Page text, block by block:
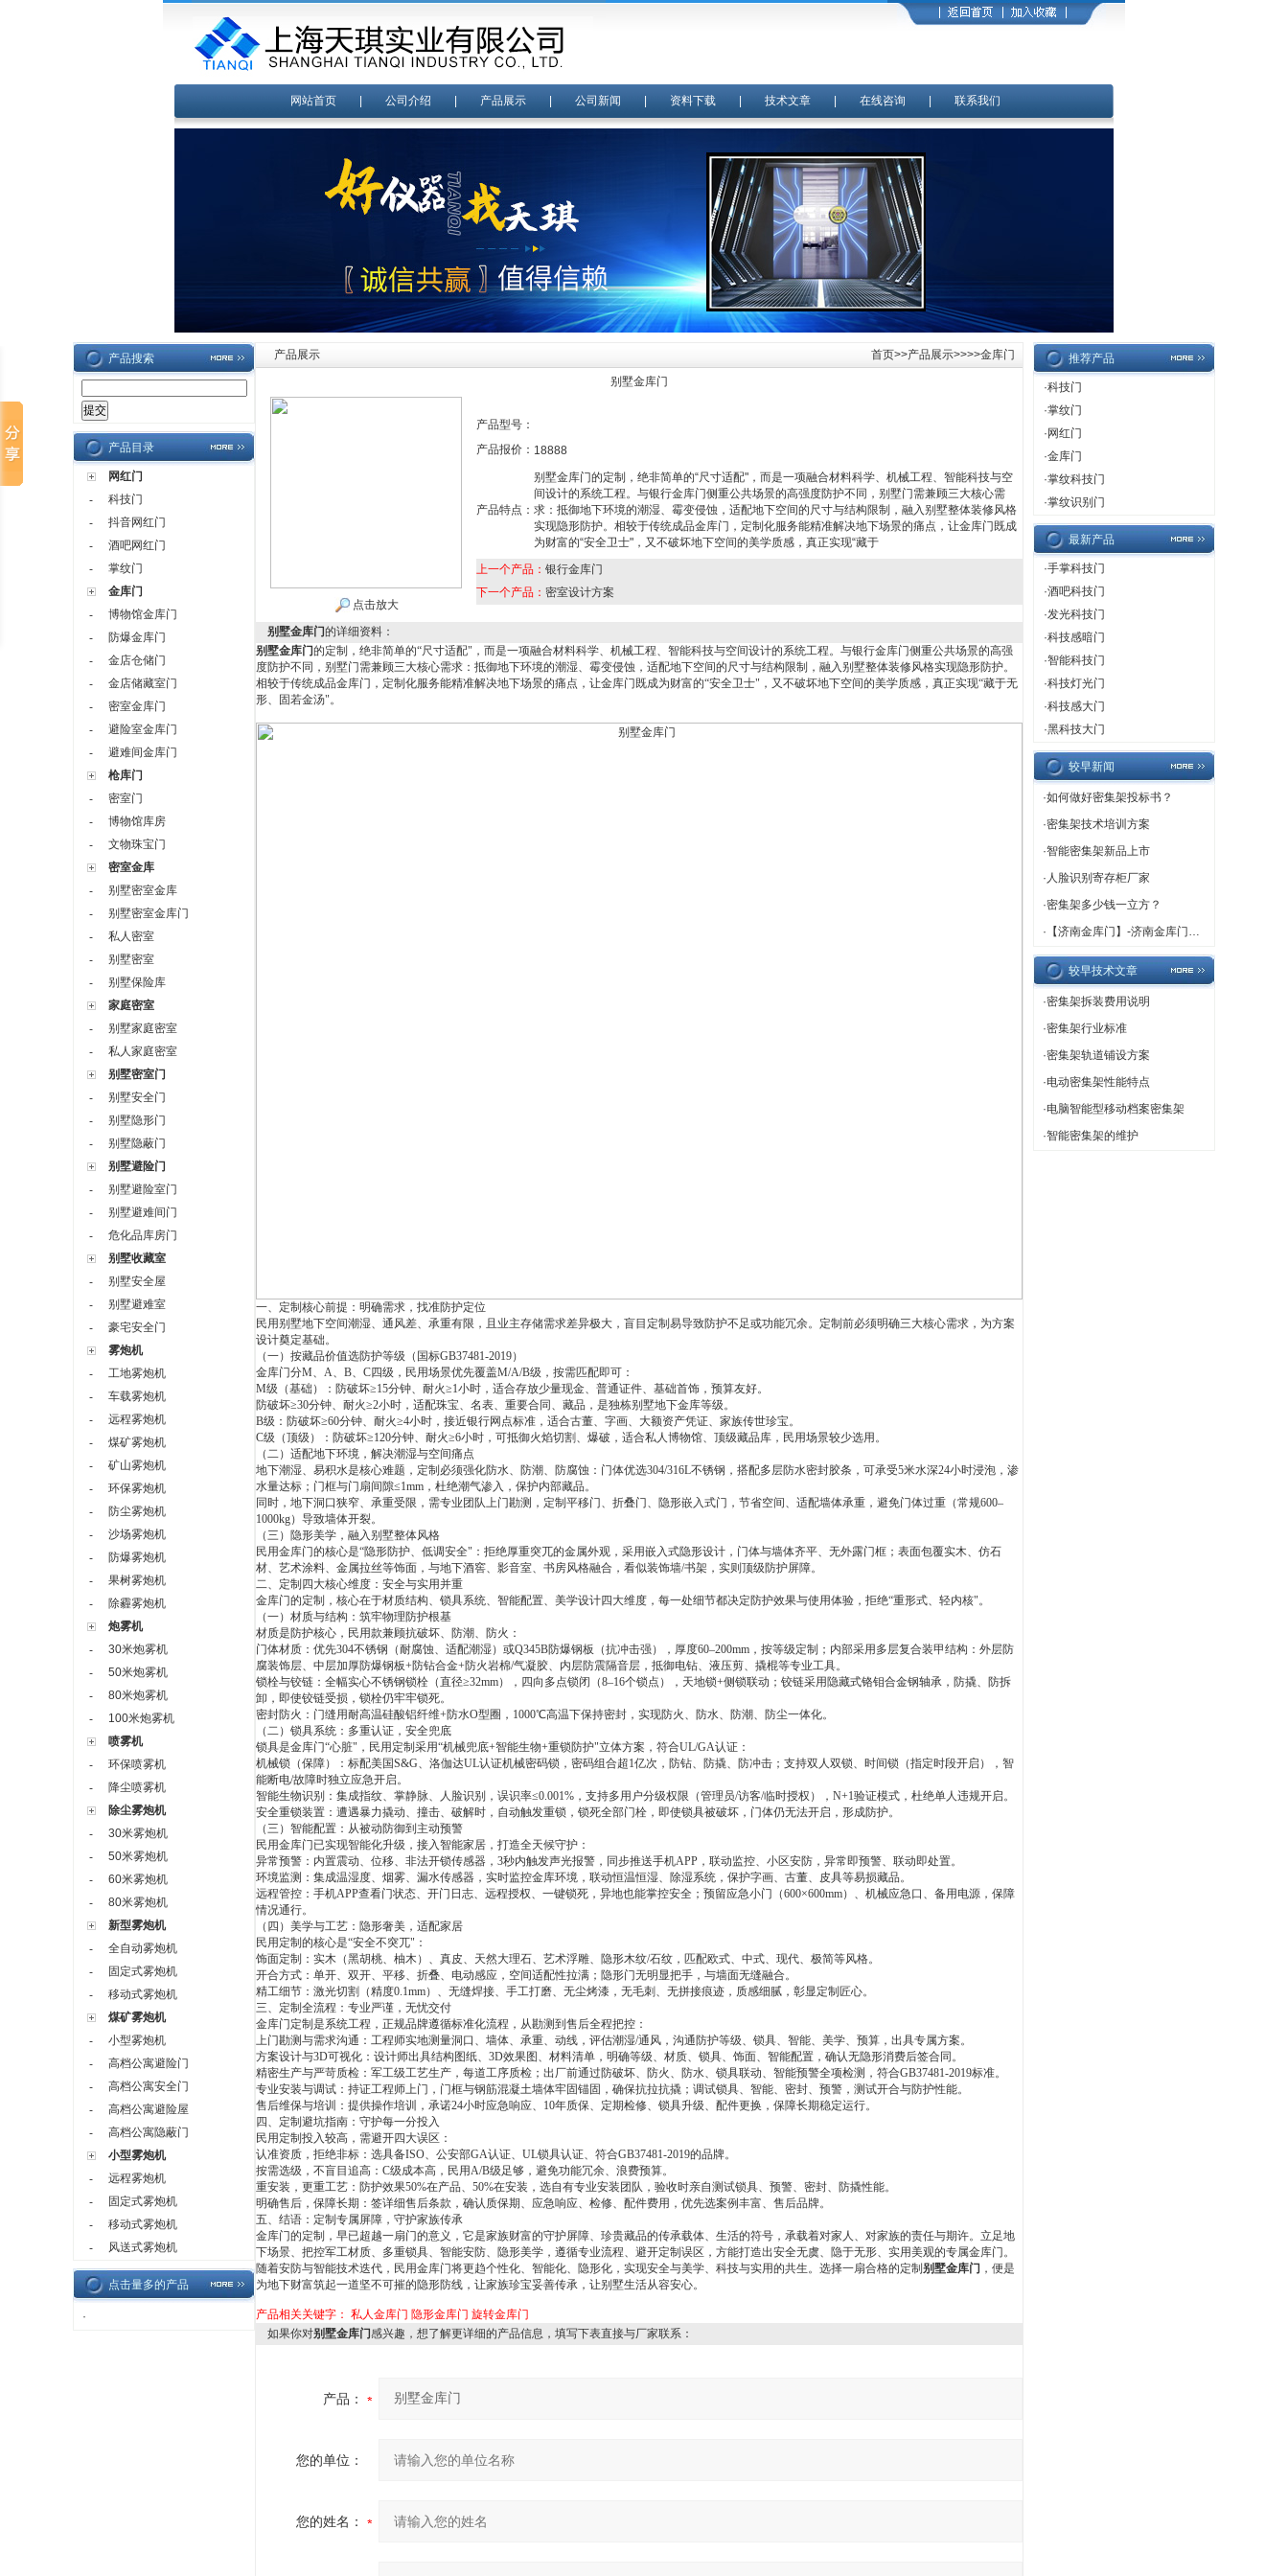
网站首页| 公司介绍 产品展示| 公司新闻 资料下载| 技术文章| 在线咨询 联系我们
产品搜索
产品目录
网红门
-
科技门
-
抖音网红门
-
酒吧网红门
-
掌纹门
金库门
-
博物馆金库门
-
防爆金库门
-
金店仓储门
-
金店储藏室门
-
密室金库门
-
避险室金库门
-
避难间金库门
枪库门
-
密室门
-
博物馆库房
-
文物珠宝门
密室金库
-
别墅密室金库
-
别墅密室金库门
-
私人密室
-
别墅密室
-
别墅保险库
家庭密室
-
别墅家庭密室
-
私人家庭密室
别墅密室门
-
别墅安全门
-
别墅隐形门
-
别墅隐蔽门
别墅避险门
-
别墅避险室门
-
别墅避难间门
-
危化品库房门
别墅收藏室
-
别墅安全屋
-
别墅避难室
-
豪宅安全门
雾炮机
-
工地雾炮机
-
车载雾炮机
-
远程雾炮机
-
煤矿雾炮机
-
矿山雾炮机
-
环保雾炮机
-
防尘雾炮机
-
沙场雾炮机
-
防爆雾炮机
-
果树雾炮机
-
除霾雾炮机
炮雾机
-
30米炮雾机
-
50米炮雾机
-
80米炮雾机
-
100米炮雾机
喷雾机
-
环保喷雾机
-
降尘喷雾机
除尘雾炮机
-
30米雾炮机
-
50米雾炮机
-
60米雾炮机
-
80米雾炮机
新型雾炮机
-
全自动雾炮机
-
固定式雾炮机
-
移动式雾炮机
煤矿雾炮机
-
小型雾炮机
-
高档公寓避险门
-
高档公寓安全门
-
高档公寓避险屋
-
高档公寓隐蔽门
小型雾炮机
-
远程雾炮机
-
固定式雾炮机
-
移动式雾炮机
-
风送式雾炮机
点击量多的产品
·
产品展示 首页>>产品展示>>>>金库门
别墅金库门
点击放大
产品型号：
产品报价： 18888
产品特点：
别墅金库门的定制，绝非简单的“尺寸适配"，而是一项融合材料科学、机械工程、智能科技与空
间设计的系统工程。与银行金库门侧重公共场景的高强度防护不同，别墅门需兼顾三大核心需
求：抵御地下环境的潮湿、霉变侵蚀，适配地下空间的尺寸与结构限制，融入别墅整体装修风格
实现隐形防护。相较于传统成品金库门，定制化服务能精准解决地下场景的痛点，让金库门既成
为财富的“安全卫士"，又不破坏地下空间的美学质感，真正实现“藏于
上一个产品： 银行金库门
下一个产品： 密室设计方案
别墅金库门的详细资料：
别墅金库门的定制，绝非简单的“尺寸适配"，而是一项融合材料科学、机械工程、智能科技与空间设计的系统工程。与银行金库门侧重公共场景的高强
度防护不同，别墅门需兼顾三大核心需求：抵御地下环境的潮湿、霉变侵蚀，适配地下空间的尺寸与结构限制，融入别墅整体装修风格实现隐形防护。
相较于传统成品金库门，定制化服务能精准解决地下场景的痛点，让金库门既成为财富的“安全卫士"，又不破坏地下空间的美学质感，真正实现“藏于无
形、固若金汤"。
一、定制核心前提：明确需求，找准防护定位
民用别墅地下空间潮湿、通风差、承重有限，且业主存储需求差异极大，盲目定制易导致防护不足或功能冗余。定制前必须明确三大核心需求，为方案
设计奠定基础。
（一）按藏品价值选防护等级（国标GB37481-2019）
金库门分M、 A、 B、 C四级，民用场景优先覆盖M/A/B级，按需匹配即可：
M级（基础）：防破坏≥15分钟、耐火≥1小时，适合存放少量现金、普通证件、基础首饰，预算友好。
防破坏≥30分钟、耐火≥2小时，适配珠宝、名表、重要合同、藏品，是独栋别墅地下金库等级。
B级：防破坏≥60分钟、耐火≥4小时，接近银行网点标准，适合古董、字画、大额资产凭证、家族传世珍宝。
C级（顶级）：防破坏≥120分钟、耐火≥6小时，可抵御火焰切割、爆破，适合私人博物馆、顶级藏品库，民用场景较少选用。
（二）适配地下环境，解决潮湿与空间痛点
地下潮湿、易积水是核心难题，定制必须强化防水、防潮、防腐蚀：门体优选304/316L不锈钢，搭配多层防水密封胶条，可承受5米水深24小时浸泡，渗
水量达标；门框与门扇间隙≤1mm ，杜绝潮气渗入，保护内部藏品。
同时，地下洞口狭窄、承重受限，需专业团队上门勘测，定制平移门、折叠门、隐形嵌入式门，节省空间、适配墙体承重，避免门体过重（常规600–
1000kg）导致墙体开裂。
（三）隐形美学，融入别墅整体风格
民用金库门的核心是“隐形防护、低调安全"：拒绝厚重突兀的金属外观，采用嵌入式隐形设计，门体与墙体齐平、无外露门框；表面包覆实木、仿石
材、艺术涂料、金属拉丝等饰面，与地下酒窖、影音室、书房风格融合，看似装饰墙/书架，实则顶级防护屏障。
二、定制四大核心维度：安全与实用并重
金库门的定制，核心在于材质结构、锁具系统、智能配置、美学设计四大维度，每一处细节都决定防护效果与使用体验，拒绝“重形式、轻内核"。
（一）材质与结构：筑牢物理防护根基
材质是防护核心，民用款兼顾抗破坏、防潮、防火：
门体材质：优先304不锈钢（耐腐蚀、适配潮湿）或Q345B防爆钢板（抗冲击强），厚度60–200mm ，按等级定制；内部采用多层复合装甲结构：外层防
腐装饰层、中层加厚防爆钢板+防钻合金+防火岩棉/气凝胶、内层防震隔音层，抵御电钻、液压剪、撬棍等专业工具。
锁栓与铰链：全幅实心不锈钢锁栓（直径≥32mm），四向多点锁闭（8–16个锁点），天地锁+侧锁联动；铰链采用隐藏式铬钼合金钢轴承，防撬、防拆
卸，即使铰链受损，锁栓仍牢牢锁死。
密封防火：门缝用耐高温硅酸铝纤维+防水O型圈， 1000℃高温下保持密封，实现防火、防水、防潮、防尘一体化。
（二）锁具系统：多重认证，安全兜底
锁具是金库门“心脏"，民用定制采用“机械兜底+智能生物+重锁防护"立体方案，符合UL/GA认证：
机械锁（保障）：标配美国S&G、洛伽达UL认证机械密码锁，密码组合超1亿次，防钻、防撬、防冲击；支持双人双锁、时间锁（指定时段开启），智
能断电/故障时独立应急开启。
智能生物识别：集成指纹、掌静脉、人脸识别，误识率≤0.001% ，支持多用户分级权限（管理员/访客/临时授权）， N+1验证模式，杜绝单人违规开启。
安全重锁装置：遭遇暴力撬动、撞击、破解时，自动触发重锁，锁死全部门栓，即使锁具被破坏，门体仍无法开启，形成防护。
（三）智能配置：从被动防御到主动预警
民用金库门已实现智能化升级，接入智能家居，打造全天候守护：
异常预警：内置震动、位移、非法开锁传感器， 3秒内触发声光报警，同步推送手机APP ，联动监控、小区安防，异常即预警、联动即处置。
环境监测：集成温湿度、烟雾、漏水传感器，实时监控金库环境，联动恒温恒湿、除湿系统，保护字画、古董、皮具等易损藏品。
远程管控：手机APP查看门状态、开门日志、远程授权、一键锁死，异地也能掌控安全；预留应急小门（600×600mm）、机械应急口、备用电源，保障
情况通行。
（四）美学与工艺：隐形奢美，适配家居
民用定制的核心是“安全不突兀"：
饰面定制：实木（黑胡桃、柚木）、真皮、天然大理石、艺术浮雕、隐形木纹/石纹，匹配欧式、中式、现代、极简等风格。
开合方式：单开、双开、平移、折叠、电动感应，空间适配性拉满；隐形门无明显把手，与墙面无缝融合。
精工细节：激光切割（精度0.1mm）、无缝焊接、手工打磨、无尘烤漆，无毛刺、无拼接痕迹，质感细腻，彰显定制匠心。
三、定制全流程：专业严谨，无忧交付
金库门定制是系统工程，正规品牌遵循标准化流程，从勘测到售后全程把控：
上门勘测与需求沟通：工程师实地测量洞口、墙体、承重、动线，评估潮湿/通风，沟通防护等级、锁具、智能、美学、预算，出具专属方案。
方案设计与3D可视化：设计师出具结构图纸、 3D效果图、材料清单，明确等级、材质、锁具、饰面、智能配置，确认无隐形消费后签合同。
精密生产与严苛质检：军工级工艺生产，每道工序质检；出厂前通过防破坏、防火、防水、锁具联动、智能预警全项检测，符合GB37481-2019标准。
专业安装与调试：持证工程师上门，门框与钢筋混凝土墙体牢固锚固，确保抗拉抗撬；调试锁具、智能、密封、预警，测试开合与防护性能。
售后维保与培训：提供操作培训，承诺24小时应急响应、 10年质保、定期检修、锁具升级、配件更换，保障长期稳定运行。
四、定制避坑指南：守护每一分投入
民用定制投入较高，需避开四大误区：
认准资质，拒绝非标：选具备ISO、公安部GA认证、 UL锁具认证、符合GB37481-2019的品牌。
按需选级，不盲目追高： C级成本高，民用A/B级足够，避免功能冗余、浪费预算。
重安装，更重工艺：防护效果50%在产品、 50%在安装，选自有专业安装团队，验收时亲自测试锁具、预警、密封、防撬性能。
明确售后，保障长期：签详细售后条款，确认质保期、应急响应、检修、配件费用，优先选案例丰富、售后品牌。
五、结语：定制专属屏障，守护家族传承
金库门的定制，早已超越一扇门的意义，它是家族财富的守护屏障、珍贵藏品的传承载体、生活的符号，承载着对家人、对家族的责任与期许。立足地
下场景、把控军工材质、多重锁具、智能安防、隐形美学，遵循专业流程、避开定制误区，方能打造出安全无虞、隐于无形、实用美观的专属金库门。
随着安防与智能技术迭代，民用金库门将更趋个性化、智能化、隐形化，实现安全与美学、科技与实用的共生。选择一扇合格的定制 别墅金库门 ，便是
为地下财富筑起一道坚不可摧的隐形防线，让家族珍宝妥善传承，让别墅生活从容安心。
产品相关关键字： 私人金库门 隐形金库门 旋转金库门
如果你对别墅金库门感兴趣，想了解更详细的产品信息，填写下表直接与厂家联系：
产品：
您的单位：
您的姓名：
推荐产品
·科技门
·掌纹门
· 网红门
·金库门
·掌纹科技门
·掌纹识别门
最新产品
·手掌科技门
·酒吧科技门
·发光科技门
·科技感暗门
·智能科技门
·科技灯光门
·科技感大门
·黑科技大门
较早新闻
·如何做好密集架投标书？
·密集架技术培训方案
·智能密集架新品上市
· 人脸识别寄存柜厂家
·密集架多少钱一立方？
· 【济南金库门】-济南金库门厂家,济南金库门定做
较早技术文章
·密集架拆装费用说明
·密集架行业标准
·密集架轨道铺设方案
·电动密集架性能特点
·电脑智能型移动档案密集架
·智能密集架的维护